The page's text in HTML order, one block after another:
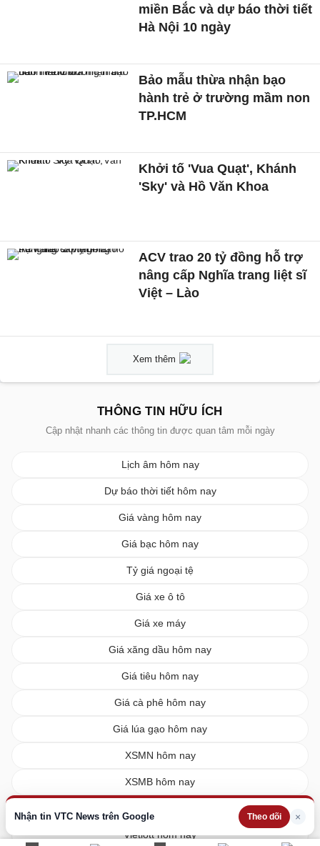
Nhận tin VTC News trên Google Theo dõi ×
miền Bắc và dự báo thời tiết
Hà Nội 10 ngày
Bảo mẫu thừa nhận bạo
hành trẻ ở trường mầm non
TP.HCM
Khởi tố 'Vua Quạt', Khánh
'Sky' và Hồ Văn Khoa
ACV trao 20 tỷ đồng hỗ trợ
nâng cấp Nghĩa trang liệt sĩ
Việt – Lào
Xem thêm
THÔNG TIN HỮU ÍCH
Cập nhật nhanh các thông tin được quan tâm mỗi ngày
Lịch âm hôm nay
Dự báo thời tiết hôm nay
Giá vàng hôm nay
Giá bạc hôm nay
Tỷ giá ngoại tệ
Giá xe ô tô
Giá xe máy
Giá xăng dầu hôm nay
Giá tiêu hôm nay
Giá cà phê hôm nay
Giá lúa gạo hôm nay
XSMN hôm nay
XSMB hôm nay
Vietlott hôm nay